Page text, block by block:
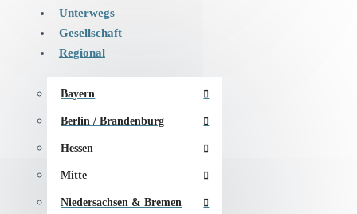
Unterwegs
Gesellschaft
Regional
Bayern
Berlin / Brandenburg
Hessen
Mitte
Niedersachsen & Bremen